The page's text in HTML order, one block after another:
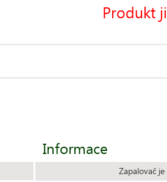
Produkt
Informace
Zapalovač